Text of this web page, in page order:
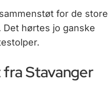
for de store
hørtes jo ganske
Stavanger